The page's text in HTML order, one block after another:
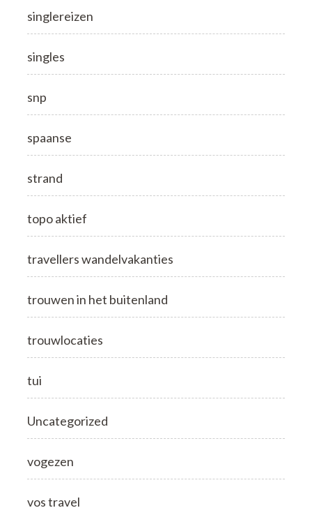
singlereizen
singles
snp
spaanse
strand
topo aktief
travellers wandelvakanties
trouwen in het buitenland
trouwlocaties
tui
Uncategorized
vogezen
vos travel